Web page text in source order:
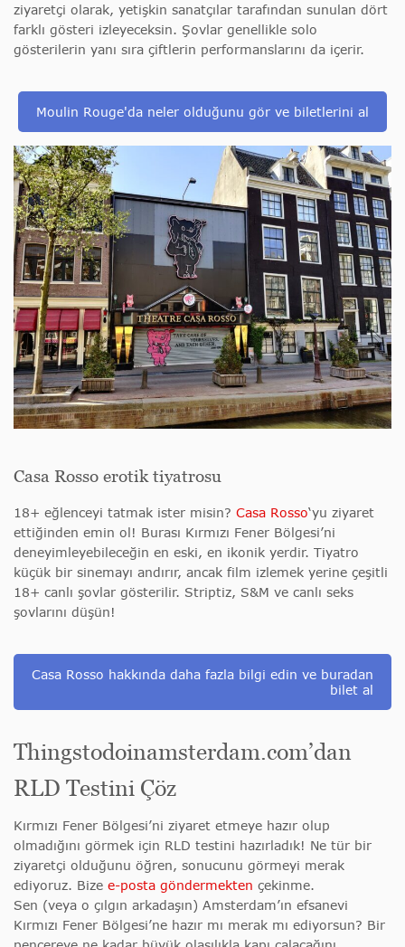
ziyaretçi olarak, yetişkin sanatçılar tarafından sunulan dört
farklı gösteri izleyeceksin. Şovlar genellikle solo
gösterilerin yanı sıra çiftlerin performanslarını da içerir.
Moulin Rouge'da neler olduğunu gör ve biletlerini al
Casa Rosso erotik tiyatrosu
18+ eğlenceyi tatmak ister misin? Casa Rosso‘yu ziyaret
ettiğinden emin ol! Burası Kırmızı Fener Bölgesi’ni
deneyimleyebileceğin en eski, en ikonik yerdir. Tiyatro
küçük bir sinemayı andırır, ancak film izlemek yerine çeşitli
18+ canlı şovlar gösterilir. Striptiz, S&M ve canlı seks
şovlarını düşün!
Casa Rosso hakkında daha fazla bilgi edin ve buradan
bilet al
Thingstodoinamsterdam.com’dan
RLD Testini Çöz
Kırmızı Fener Bölgesi’ni ziyaret etmeye hazır olup
olmadığını görmek için RLD testini hazırladık! Ne tür bir
ziyaretçi olduğunu öğren, sonucunu görmeyi merak
ediyoruz. Bize e-posta göndermekten çekinme.
Sen (veya o çılgın arkadaşın) Amsterdam’ın efsanevi
Kırmızı Fener Bölgesi’ne hazır mı merak mı ediyorsun? Bir